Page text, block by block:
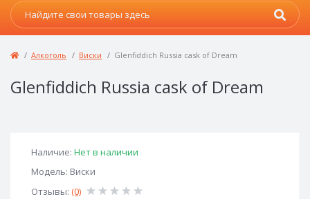
Алкоголь Виски Glenfiddich Russia cask of Dream
Glenfiddich Russia cask of Dream
Наличие: Нет в наличии
Модель: Виски
Отзывы: (0)